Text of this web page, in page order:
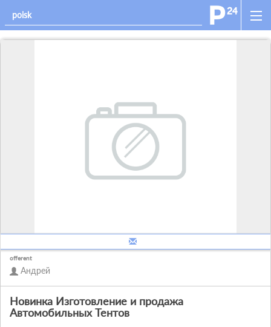
offerent
Андрей
Новинка Изготовление и продажа
Автомобильных Тентов